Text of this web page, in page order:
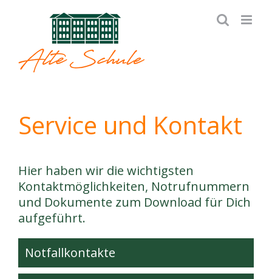
Service und Kontakt
Hier haben wir die wichtigsten
Kontaktmöglichkeiten, Notrufnummern
und Dokumente zum Download für Dich
aufgeführt.
Notfallkontakte